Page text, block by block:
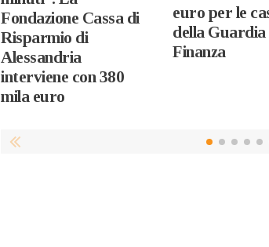
Fondazione Cassa di
Risparmio di
Alessandria
interviene con 380
mila euro
euro per le
della Guardia
Finanza